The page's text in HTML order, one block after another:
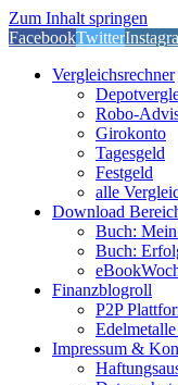
Zum Inhalt springen
FacebookTwitter
Vergleichsrechner
Robo-
Girokonto
Tagesgeld
Festgeld
alle
Download
Buch:
Buch:
Finanzblogroll
P2P
Impressum &